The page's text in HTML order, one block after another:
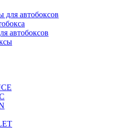
для автобоксов
автобоксов